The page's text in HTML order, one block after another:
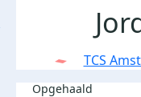
TCS
Opgehaald